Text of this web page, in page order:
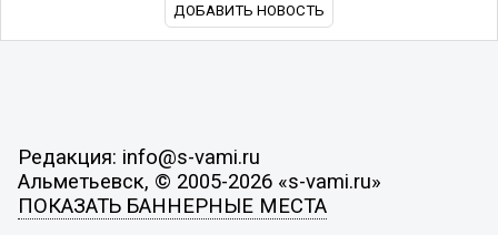
ДОБАВИТЬ НОВОСТЬ
Редакция: info@s-vami.ru
Альметьевск, © 2005-2026 «s-vami.ru»
ПОКАЗАТЬ БАННЕРНЫЕ МЕСТА